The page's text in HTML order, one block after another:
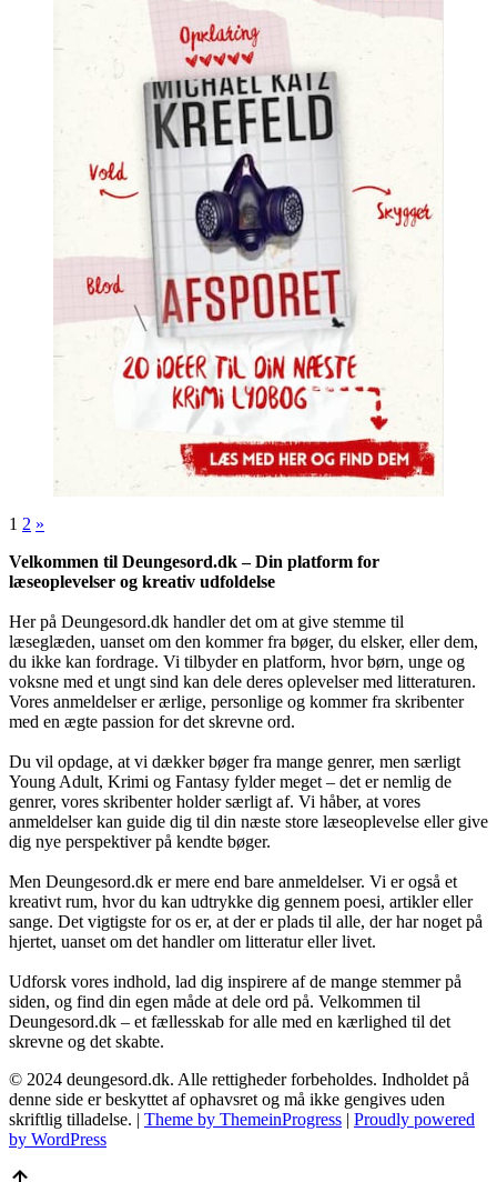
1 2 »
Velkommen til Deungesord.dk – Din platform for
læseoplevelser og kreativ udfoldelse
Her på Deungesord.dk handler det om at give stemme til
læseglæden, uanset om den kommer fra bøger, du elsker, eller dem,
du ikke kan fordrage. Vi tilbyder en platform, hvor børn, unge og
voksne med et ungt sind kan dele deres oplevelser med litteraturen.
Vores anmeldelser er ærlige, personlige og kommer fra skribenter
med en ægte passion for det skrevne ord.
Du vil opdage, at vi dækker bøger fra mange genrer, men særligt
Young Adult, Krimi og Fantasy fylder meget – det er nemlig de
genrer, vores skribenter holder særligt af. Vi håber, at vores
anmeldelser kan guide dig til din næste store læseoplevelse eller give
dig nye perspektiver på kendte bøger.
Men Deungesord.dk er mere end bare anmeldelser. Vi er også et
kreativt rum, hvor du kan udtrykke dig gennem poesi, artikler eller
sange. Det vigtigste for os er, at der er plads til alle, der har noget på
hjertet, uanset om det handler om litteratur eller livet.
Udforsk vores indhold, lad dig inspirere af de mange stemmer på
siden, og find din egen måde at dele ord på. Velkommen til
Deungesord.dk – et fællesskab for alle med en kærlighed til det
skrevne og det skabte.
© 2024 deungesord.dk. Alle rettigheder forbeholdes. Indholdet på
denne side er beskyttet af ophavsret og må ikke gengives uden
skriftlig tilladelse. | Theme by ThemeinProgress | Proudly powered
by WordPress